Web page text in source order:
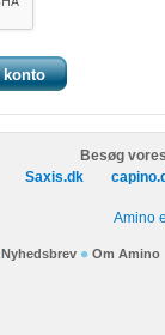
Besøg
Saxis.dk
Amino
Nyhedsbrev Om Amino